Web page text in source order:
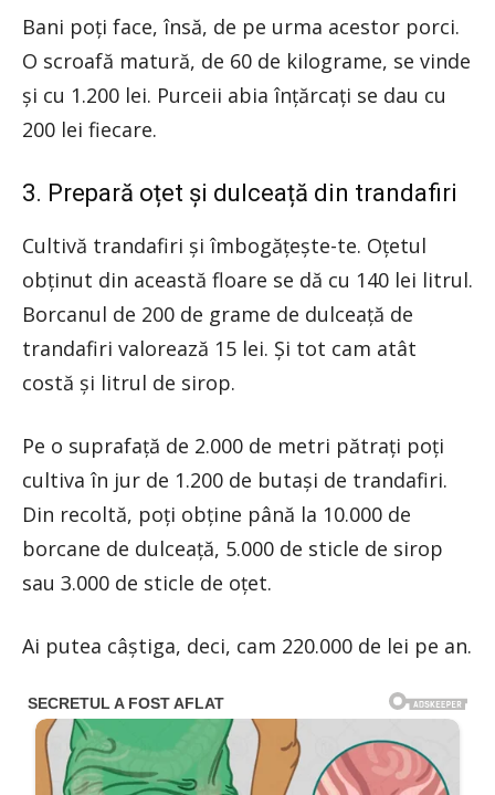
Bani poți face, însă, de pe urma acestor porci.
O scroafă matură, de 60 de kilograme, se vinde
și cu 1.200 lei. Purceii abia înțărcați se dau cu
200 lei fiecare.
3. Prepară oțet și dulceață din trandafiri
Cultivă trandafiri și îmbogățește-te. Oțetul
obținut din această floare se dă cu 140 lei litrul.
Borcanul de 200 de grame de dulceață de
trandafiri valorează 15 lei. Și tot cam atât
costă și litrul de sirop.
Pe o suprafață de 2.000 de metri pătrați poți
cultiva în jur de 1.200 de butași de trandafiri.
Din recoltă, poți obține până la 10.000 de
borcane de dulceață, 5.000 de sticle de sirop
sau 3.000 de sticle de oțet.
Ai putea câștiga, deci, cam 220.000 de lei pe an.